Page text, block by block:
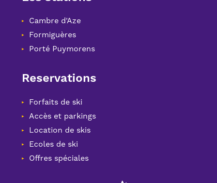
Cambre d'Aze
Formiguères
Porté Puymorens
Reservations
Forfaits de ski
Accès et parkings
Location de skis
Ecoles de ski
Offres spéciales